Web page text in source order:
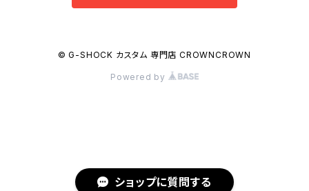
ショップに質問する
© G-SHOCK カスタム 専門店 CROWNCROWN
Powered by